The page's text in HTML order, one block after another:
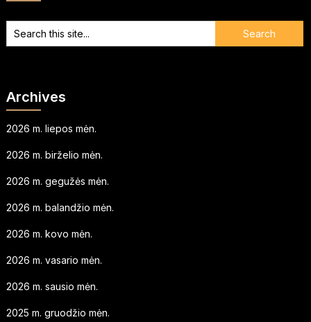
Archives
2026 m. liepos mėn.
2026 m. birželio mėn.
2026 m. gegužės mėn.
2026 m. balandžio mėn.
2026 m. kovo mėn.
2026 m. vasario mėn.
2026 m. sausio mėn.
2025 m. gruodžio mėn.